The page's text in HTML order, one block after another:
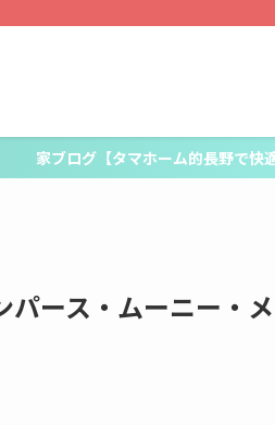
家ブログ【タマホーム的長野で快
パース・ムーニー・